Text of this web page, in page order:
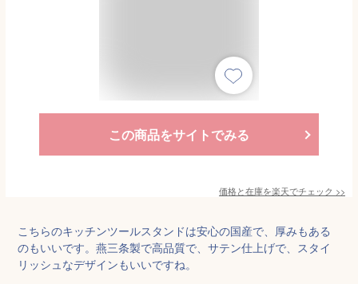
この商品をサイトでみる
価格と在庫を楽天でチェック >>
こちらのキッチンツールスタンドは安心の国産で、厚みもある
のもいいです。燕三条製で高品質で、サテン仕上げで、スタイ
リッシュなデザインもいいですね。